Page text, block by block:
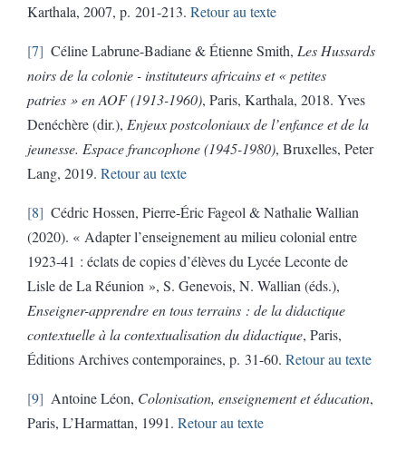
Karthala, 2007, p. 201-213. Retour au texte
7 Céline Labrune-Badiane & Étienne Smith, Les Hussards
noirs de la colonie - instituteurs africains et « petites
patries » en AOF (1913-1960), Paris, Karthala, 2018. Yves
Denéchère (dir.), Enjeux postcoloniaux de l’enfance et de la
jeunesse. Espace francophone (1945-1980), Bruxelles, Peter
Lang, 2019. Retour au texte
8
Cédric Hossen, Pierre-Éric Fageol & Nathalie Wallian
(2020). « Adapter l’enseignement au milieu colonial entre
1923-41 : éclats de copies d’élèves du Lycée Leconte de
Lisle de La Réunion », S. Genevois, N. Wallian (éds.),
Enseigner-apprendre en tous terrains : de la didactique
contextuelle à la contextualisation du didactique, Paris,
Éditions Archives contemporaines, p. 31-60. Retour au texte
9 Antoine Léon, Colonisation, enseignement et éducation,
Paris, L’Harmattan, 1991. Retour au texte